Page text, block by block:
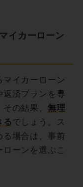
イカーローン
イカーローン
返済プランを専
の結果、 無理
る でしょう。ス
る場合は、事前
ーンを選ぶこ